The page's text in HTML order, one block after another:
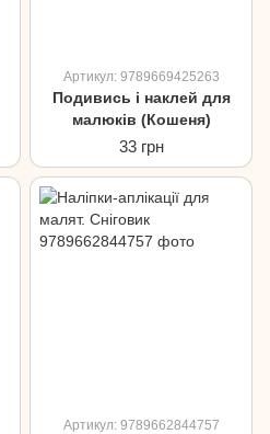
Артикул: 9789669425263
Подивись і наклей для
малюків (Кошеня)
33 грн
Артикул: 9789662844757